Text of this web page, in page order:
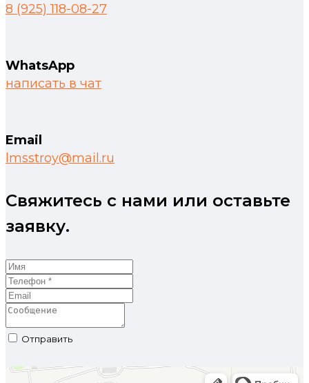
8 (925) 118-08-27
WhatsApp
написать в чат
Email
lmsstroy@mail.ru
Свяжитесь с нами или оставьте
заявку.
Отправить